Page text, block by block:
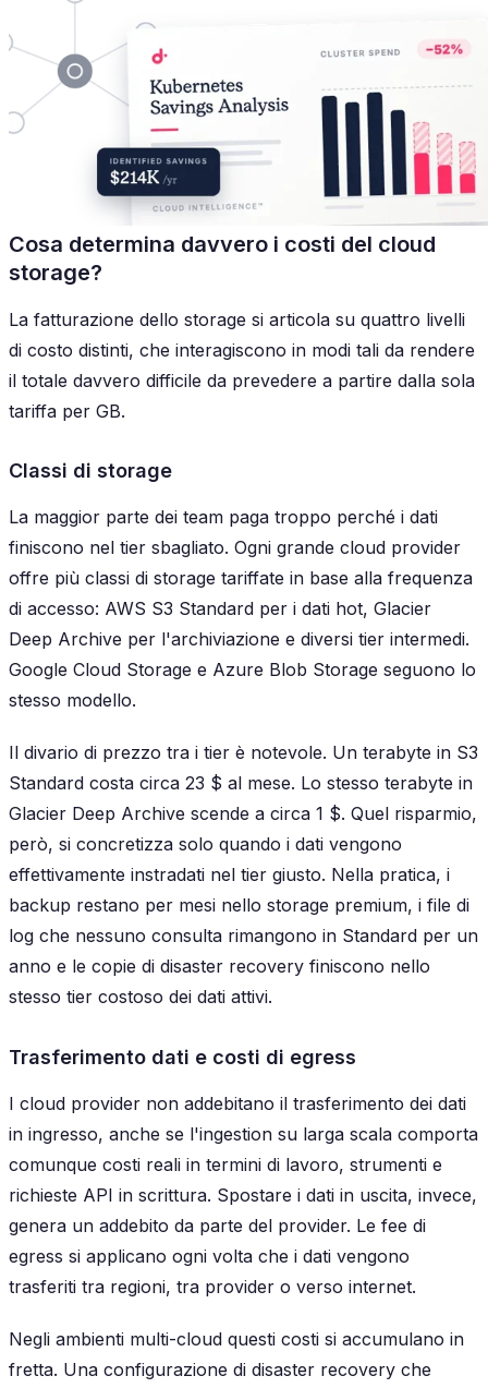
Cosa determina davvero i costi del cloud
storage?
La fatturazione dello storage si articola su quattro livelli
di costo distinti, che interagiscono in modi tali da rendere
il totale davvero difficile da prevedere a partire dalla sola
tariffa per GB.
Classi di storage
La maggior parte dei team paga troppo perché i dati
finiscono nel tier sbagliato. Ogni grande cloud provider
offre più classi di storage tariffate in base alla frequenza
di accesso: AWS S3 Standard per i dati hot, Glacier
Deep Archive per l'archiviazione e diversi tier intermedi.
Google Cloud Storage e Azure Blob Storage seguono lo
stesso modello.
Il divario di prezzo tra i tier è notevole. Un terabyte in S3
Standard costa circa 23 $ al mese. Lo stesso terabyte in
Glacier Deep Archive scende a circa 1 $. Quel risparmio,
però, si concretizza solo quando i dati vengono
effettivamente instradati nel tier giusto. Nella pratica, i
backup restano per mesi nello storage premium, i file di
log che nessuno consulta rimangono in Standard per un
anno e le copie di disaster recovery finiscono nello
stesso tier costoso dei dati attivi.
Trasferimento dati e costi di egress
I cloud provider non addebitano il trasferimento dei dati
in ingresso, anche se l'ingestion su larga scala comporta
comunque costi reali in termini di lavoro, strumenti e
richieste API in scrittura. Spostare i dati in uscita, invece,
genera un addebito da parte del provider. Le fee di
egress si applicano ogni volta che i dati vengono
trasferiti tra regioni, tra provider o verso internet.
Negli ambienti multi-cloud questi costi si accumulano in
fretta. Una configurazione di disaster recovery che